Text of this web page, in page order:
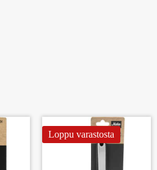
Loppu varastosta